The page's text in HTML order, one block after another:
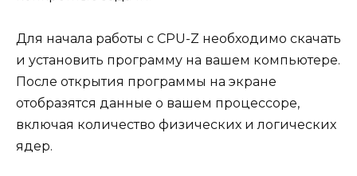
Для начала работы с CPU-Z необходимо скачать
и установить программу на вашем компьютере.
После открытия программы на экране
отобразятся данные о вашем процессоре,
включая количество физических и логических
ядер.